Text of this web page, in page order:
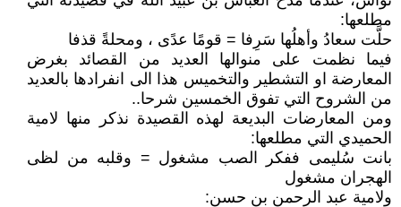
مطلعها:
حلَّت سعادُ وأهلُها سَرِفا = قومًا عدًى ، ومحلةً قذفا
فيما نظمت على منوالها العديد من القصائد بغرض
المعارضة او التشطير والتخميس هذا الى انفرادها بالعديد
من الشروح التي تفوق الخمسين شرحا..
ومن المعارضات البديعة لهذه القصيدة نذكر منها لامية
الحميدي التي مطلعها:
بانت سُليمى ففكر الصب مشغول = وقلبه من لظى
الهجران مشغول
ولامية عبد الرحمن بن حسن: